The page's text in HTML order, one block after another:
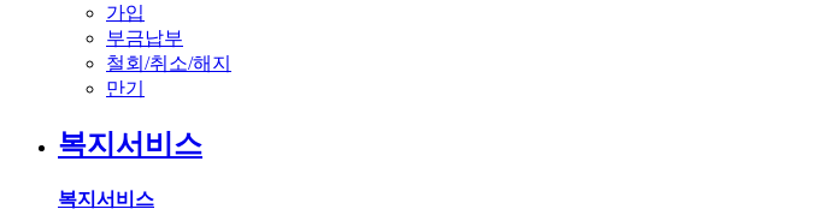
가입
부금납부
철회/취소/해지
만기
복지서비스
복지서비스